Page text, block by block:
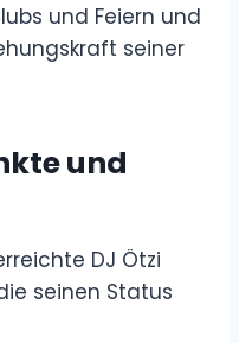
und Feiern und
seiner
und
DJ Ötzi
seinen Status